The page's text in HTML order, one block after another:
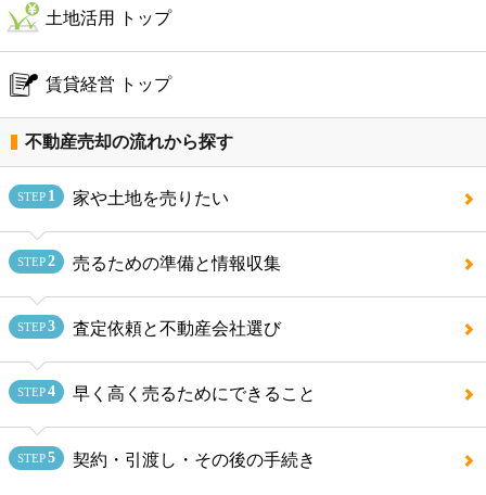
土地活用 トップ
賃貸経営 トップ
不動産売却の流れから探す
STEP 1 家や土地を売りたい
STEP2 売るための準備と情報収集
STEP3 査定依頼と不動産会社選び
STEP4 早く高く売るためにできること
STEP5 契約・引渡し・その後の手続き